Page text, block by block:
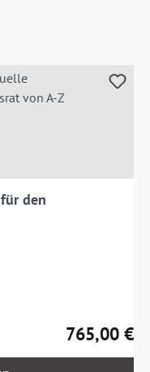
den
Regulärer
765,00 €